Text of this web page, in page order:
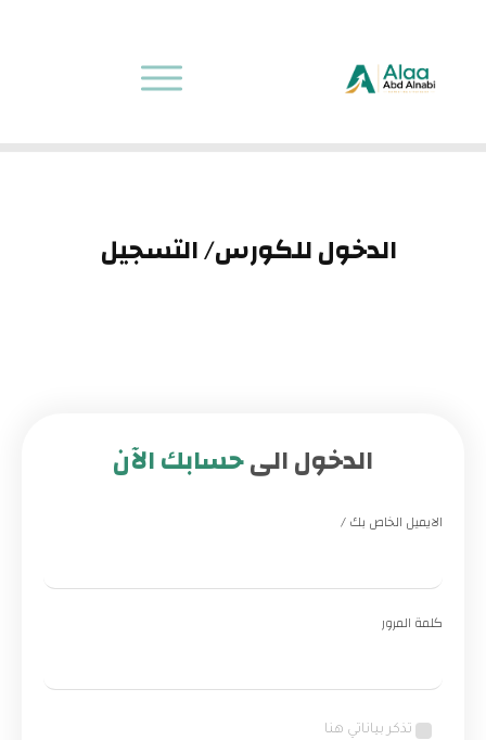
الدخول للكورس/ التسجيل
الدخول الىحسابك الآن
الايميل الخاص بك /
كلمة المرور
تذكر بياناتي هنا